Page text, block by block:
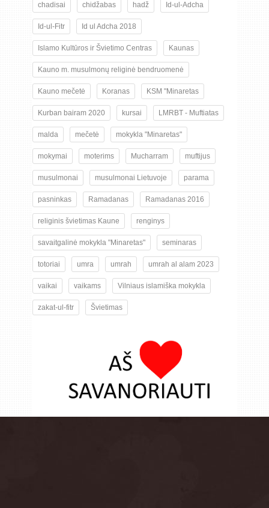
chadisai chidžabas hadž Id-ul-Adcha
Id-ul-Fitr Id ul Adcha 2018
Islamo Kultūros ir Švietimo Centras Kaunas
Kauno m. musulmonų religinė bendruomenė
Kauno mečetė Koranas KSM "Minaretas
Kurban bairam 2020 kursai LMRBT - Muftiatas
malda mečetė mokykla "Minaretas"
mokymai moterims Mucharram muftijus
musulmonai musulmonai Lietuvoje parama
pasninkas Ramadanas Ramadanas 2016
religinis švietimas Kaune renginys
savaitgalinė mokykla "Minaretas" seminaras
totoriai umra umrah umrah al alam 2023
vaikai vaikams Vilniaus islamiška mokykla
zakat-ul-fitr Švietimas